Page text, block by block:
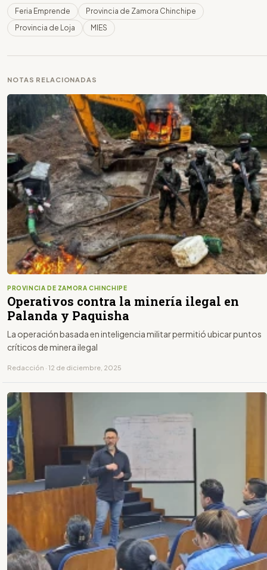
Feria Emprende
Provincia de Zamora Chinchipe
Provincia de Loja
MIES
NOTAS RELACIONADAS
PROVINCIA DE ZAMORA CHINCHIPE
Operativos contra la minería ilegal en
Palanda y Paquisha
La operación basada en inteligencia militar permitió ubicar puntos
críticos de minera ilegal
Redacción · 12 de diciembre, 2025